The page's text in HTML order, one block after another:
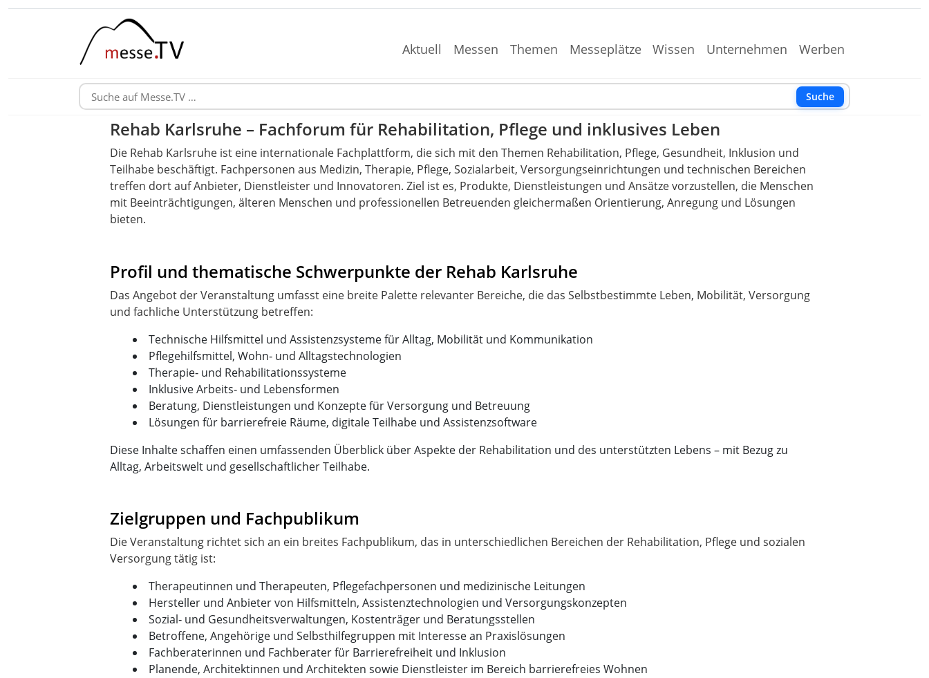
Aktuell Messen Themen Messeplätze Wissen Unternehmen Werben
Suche
Rehab Karlsruhe – Fachforum für Rehabilitation, Pflege und inklusives Leben
Die Rehab Karlsruhe ist eine internationale Fachplattform, die sich mit den Themen Rehabilitation, Pflege, Gesundheit, Inklusion und
Teilhabe beschäftigt. Fachpersonen aus Medizin, Therapie, Pflege, Sozialarbeit, Versorgungseinrichtungen und technischen Bereichen
treffen dort auf Anbieter, Dienstleister und Innovatoren. Ziel ist es, Produkte, Dienstleistungen und Ansätze vorzustellen, die Menschen
mit Beeinträchtigungen, älteren Menschen und professionellen Betreuenden gleichermaßen Orientierung, Anregung und Lösungen
bieten.
Profil und thematische Schwerpunkte der Rehab Karlsruhe
Das Angebot der Veranstaltung umfasst eine breite Palette relevanter Bereiche, die das Selbstbestimmte Leben, Mobilität, Versorgung
Technische Hilfsmittel und Assistenzsysteme für Alltag, Mobilität und Kommunikation
Pflegehilfsmittel, Wohn‑ und Alltagstechnologien
Therapie‑ und Rehabilitationssysteme
Inklusive Arbeits‑ und Lebensformen
Beratung, Dienstleistungen und Konzepte für Versorgung und Betreuung
Lösungen für barrierefreie Räume, digitale Teilhabe und Assistenzsoftware
Diese Inhalte schaffen einen umfassenden Überblick über Aspekte der Rehabilitation und des unterstützten Lebens – mit Bezug zu
Alltag, Arbeitswelt und gesellschaftlicher Teilhabe.
Zielgruppen und Fachpublikum
Die Veranstaltung richtet sich an ein breites Fachpublikum, das in unterschiedlichen Bereichen der Rehabilitation, Pflege und sozialen
Therapeutinnen und Therapeuten, Pflegefachpersonen und medizinische Leitungen
Hersteller und Anbieter von Hilfsmitteln, Assistenztechnologien und Versorgungskonzepten
Sozial‑ und Gesundheitsverwaltungen, Kostenträger und Beratungsstellen
Betroffene, Angehörige und Selbsthilfegruppen mit Interesse an Praxislösungen
Fachberaterinnen und Fachberater für Barrierefreiheit und Inklusion
Planende, Architektinnen und Architekten sowie Dienstleister im Bereich barrierefreies Wohnen